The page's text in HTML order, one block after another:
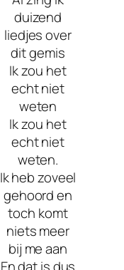
duizend
liedjes over
dit gemis
Ik zou het
echt niet
weten
Ik zou het
echt niet
weten.
Ik heb zoveel
gehoord en
toch komt
niets meer
bij me aan